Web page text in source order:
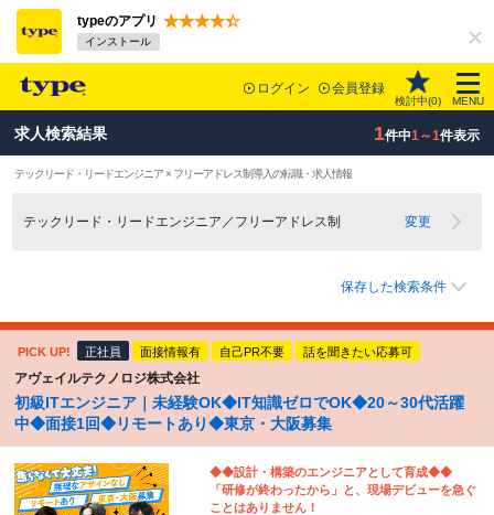
typeのアプリ
インストール
ログイン 会員登録
検討中(0) MENU
求人検索結果 1件中1～1件表示
テックリード・リードエンジニア × フリーアドレス制導入の転職・求人情報
テックリード・リードエンジニア／フリーアドレス制 変更
保存した検索条件
PICK UP! 正社員 面接情報有 自己PR不要 話を聞きたい応募可
アヴェイルテクノロジ株式会社
初級ITエンジニア｜未経験OK◆IT知識ゼロでOK◆20～30代活躍
中◆面接1回◆リモートあり◆東京・大阪募集
◆◆設計・構築のエンジニアとして育成◆◆
「研修が終わったから」と、現場デビューを急ぐ
ことはありません！